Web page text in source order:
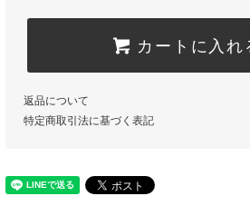
カートに入れ
返品について
特定商取引法に基づく表記